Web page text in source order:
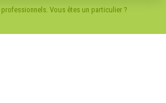
Vous êtes un particulier ?